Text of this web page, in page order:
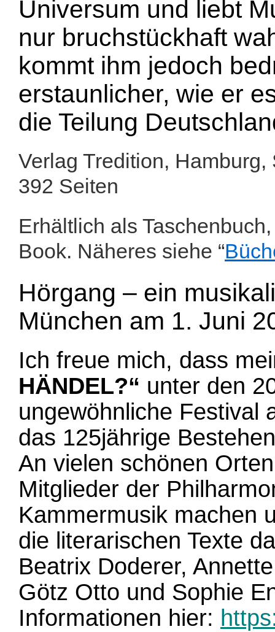
Universum und liebt
nur bruchstückhaft
kommt ihm jedoch
erstaunlicher, wie er
die Teilung
Verlag Tredition,
392 Seiten
Erhältlich als
Book. Näheres siehe “
Hörgang – ein
München am 1. Juni
Ich freue mich, dass
HÄNDEL?“ unter den
ungewöhnliche Festival
das 125jährige
An vielen schönen
Mitglieder der
Kammermusik machen
die literarischen Texte
Beatrix Doderer,
Götz Otto und Sophie
Informationen hier: